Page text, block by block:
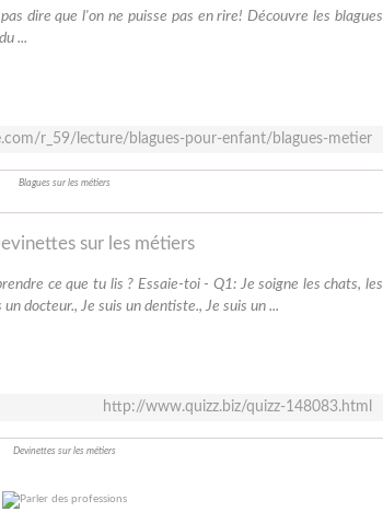
dire que l'on ne puisse pas en rire! Découvre les blagues
...
r_59/lecture/blagues-pour-enfant/blagues-metier
Blagues sur les métiers
sur les métiers
ce que tu lis ? Essaie-toi - Q1: Je soigne les chats, les
docteur., Je suis un dentiste., Je suis un ...
http://www.quizz.biz/quizz-148083.html
Devinettes sur les métiers